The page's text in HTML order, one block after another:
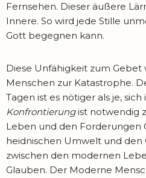
Fernsehen. Dieser äußere
Innere. So wird jede Stille
Gott begegnen kann.
Diese Unfähigkeit zum
Menschen zur Katastrophe.
Tagen ist es nötiger als je,
Konfrontierungist notwendig
Leben und den Forderungen
heidnischen Umwelt und den
zwischen den modernen
Glauben. Der Moderne